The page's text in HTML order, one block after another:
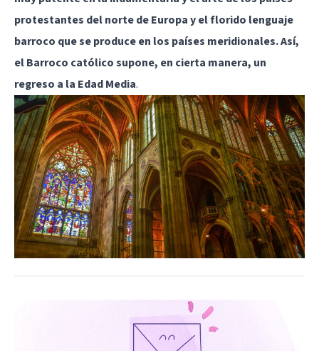
protestantes del norte de Europa y el florido lenguaje
barroco que se produce en los países meridionales. Así,
el Barroco católico supone, en cierta manera, un
regreso a la Edad Media.